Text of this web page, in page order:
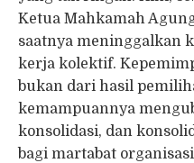
Ketua Mahkamah
saatnya meninggalkan
kerja kolektif.
bukan dari hasil
kemampuannya
konsolidasi, dan
bagi martabat